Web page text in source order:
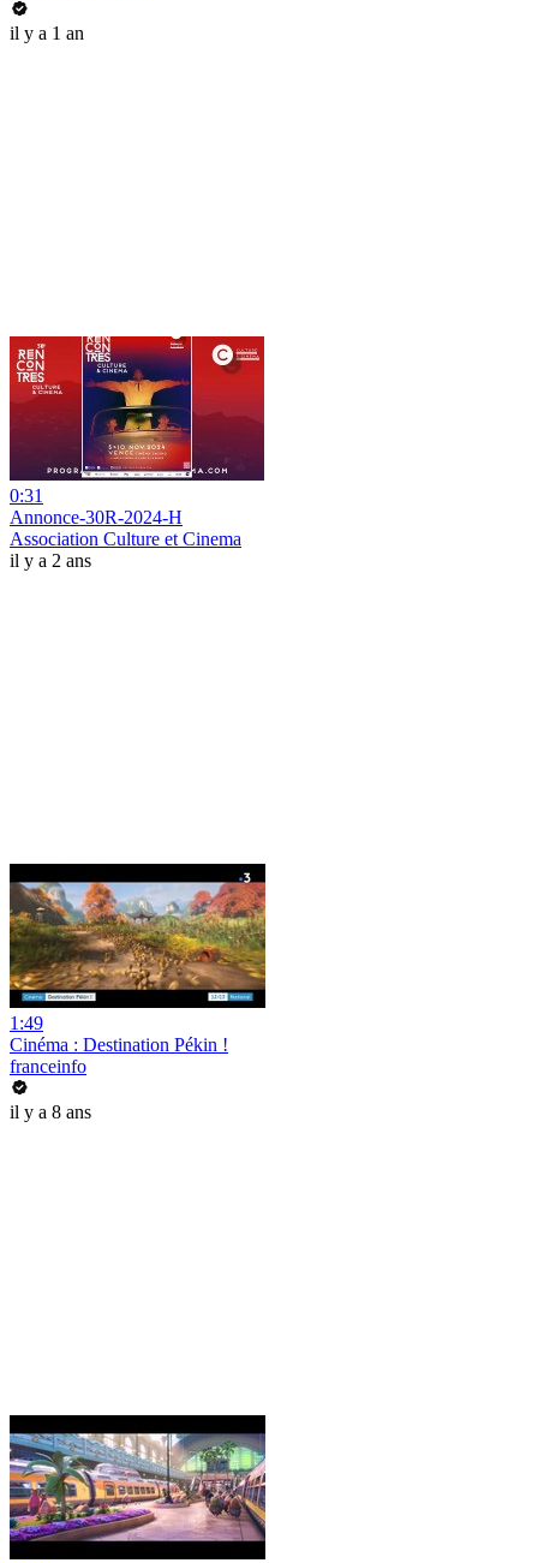
il y a 1 an
0:31
Annonce-30R-2024-H
Association Culture et Cinema
il y a 2 ans
1:49
Cinéma : Destination Pékin !
franceinfo
il y a 8 ans